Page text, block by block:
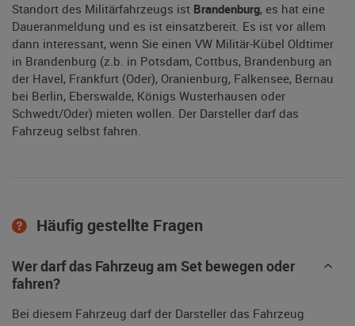
Standort des Militärfahrzeugs ist Brandenburg, es hat eine
Daueranmeldung und es ist einsatzbereit. Es ist vor allem
dann interessant, wenn Sie einen VW Militär-Kübel Oldtimer
in Brandenburg (z.b. in Potsdam, Cottbus, Brandenburg an
der Havel, Frankfurt (Oder), Oranienburg, Falkensee, Bernau
bei Berlin, Eberswalde, Königs Wusterhausen oder
Schwedt/Oder) mieten wollen. Der Darsteller darf das
Fahrzeug selbst fahren.
Häufig gestellte Fragen
Wer darf das Fahrzeug am Set bewegen oder
fahren?
Bei diesem Fahrzeug darf der Darsteller das Fahrzeug